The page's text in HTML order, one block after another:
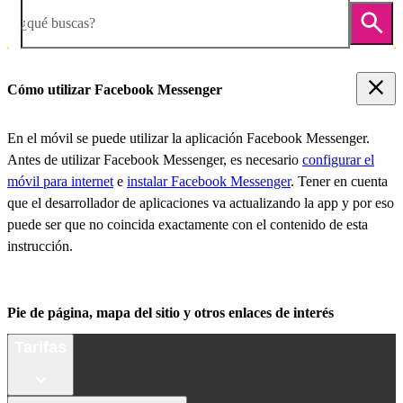
¿qué buscas?
Cómo utilizar Facebook Messenger
En el móvil se puede utilizar la aplicación Facebook Messenger.
Antes de utilizar Facebook Messenger, es necesario configurar el
móvil para internet e instalar Facebook Messenger. Tener en cuenta
que el desarrollador de aplicaciones va actualizando la app y por eso
puede ser que no coincida exactamente con el contenido de esta
instrucción.
Pie de página, mapa del sitio y otros enlaces de interés